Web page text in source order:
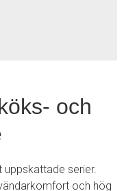
och
uppskattade serier.
och hög